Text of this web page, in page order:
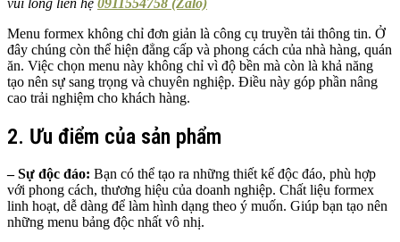
Menu formex không chỉ đơn giản là công cụ truyền tải thông tin. Ở
đây chúng còn thể hiện đẳng cấp và phong cách của nhà hàng, quán
ăn. Việc chọn menu này không chỉ vì độ bền mà còn là khả năng
tạo nên sự sang trọng và chuyên nghiệp. Điều này góp phần nâng
cao trải nghiệm cho khách hàng.
2. Ưu điểm của sản phẩm
– Sự độc đáo: Bạn có thể tạo ra những thiết kế độc đáo, phù hợp
với phong cách, thương hiệu của doanh nghiệp. Chất liệu formex
linh hoạt, dễ dàng để làm hình dạng theo ý muốn. Giúp bạn tạo nên
những menu bảng độc nhất vô nhị.